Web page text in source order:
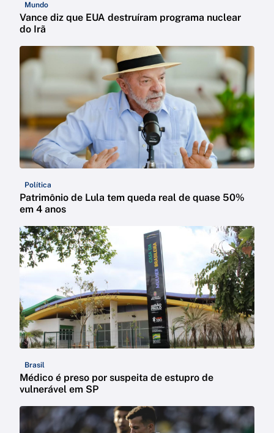
Mundo
Vance diz que EUA destruíram programa nuclear
do Irã
Política
Patrimônio de Lula tem queda real de quase 50%
em 4 anos
Brasil
Médico é preso por suspeita de estupro de
vulnerável em SP